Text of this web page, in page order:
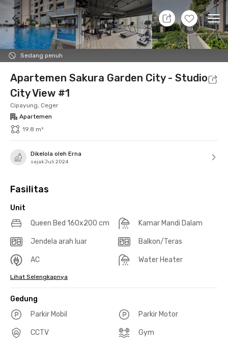
+25
Sedang penuh
8 Agt 26 - Belum tahu
Foto Fasilitas bersama Lokasi Aturan
Apartemen Sakura Garden City - Studio
City View #1
Cipayung, Ceger
Apartemen
19.8 m²
Dikelola oleh Erna
sejak Juli 2024
Fasilitas
Unit
Queen Bed 160x200 cm
Kamar Mandi Dalam
Jendela arah luar Balkon/Teras
AC Water Heater
Lihat Selengkapnya
Gedung
Parkir Mobil
Parkir Motor
CCTV Gym